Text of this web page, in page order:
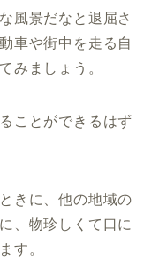
風景だなと退屈さ
車や街中を走る自
みましょう。
ことができるはず
きに、他の地域の
、物珍しくて口に
す。